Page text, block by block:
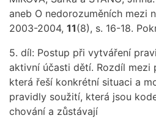
aneb O nedorozuměních mezi
2003-2004, 11(8), s. 16-18.
5. díl: Postup při vytváření
aktivní účasti dětí. Rozdíl mezi
která řeší konkrétní situaci a
pravidly soužití, která jsou
chování a zůstávají